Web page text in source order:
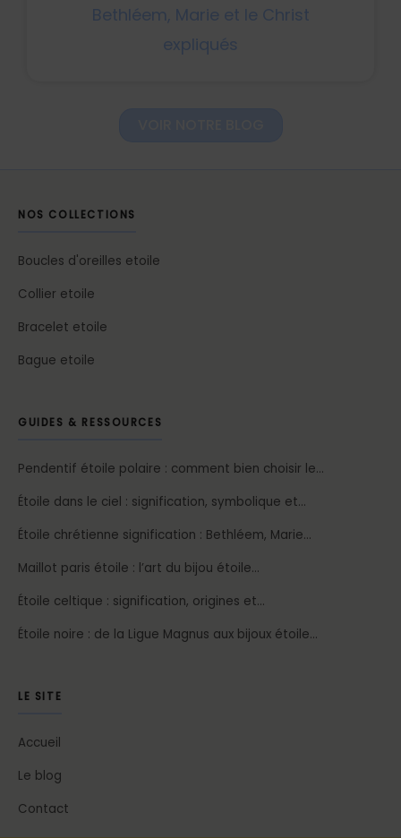
Bethléem, Marie et le Christ
expliqués
NOS COLLECTIONS
Boucles d'oreilles etoile
Collier etoile
Bracelet etoile
Bague etoile
GUIDES & RESSOURCES
Pendentif étoile polaire : comment bien choisir le…
Étoile dans le ciel : signification, symbolique et…
Étoile chrétienne signification : Bethléem, Marie…
Maillot paris étoile : l’art du bijou étoile…
Étoile celtique : signification, origines et…
Étoile noire : de la Ligue Magnus aux bijoux étoile…
LE SITE
Accueil
Le blog
Contact